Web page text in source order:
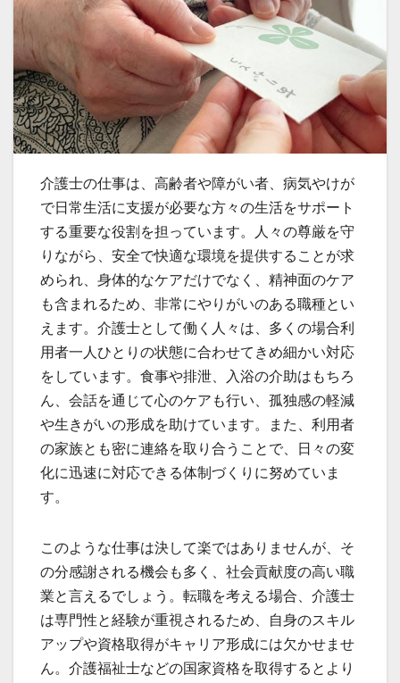
介護士の仕事は、高齢者や障がい者、病気やけが
で日常生活に支援が必要な方々の生活をサポート
する重要な役割を担っています。
人々の尊厳を守
りながら、安全で快適な環境を提供することが求
められ、身体的なケアだけでなく、精神面のケア
も含まれるため、非常にやりがいのある職種とい
えます。介護士として働く人々は、多くの場合利
用者一人ひとりの状態に合わせてきめ細かい対応
をしています。食事や排泄、入浴の介助はもちろ
ん、会話を通じて心のケアも行い、孤独感の軽減
や生きがいの形成を助けています。また、利用者
の家族とも密に連絡を取り合うことで、日々の変
化に迅速に対応できる体制づくりに努めていま
す。
このような仕事は決して楽ではありませんが、そ
の分感謝される機会も多く、社会貢献度の高い職
業と言えるでしょう。転職を考える場合、介護士
は専門性と経験が重視されるため、自身のスキル
アップや資格取得がキャリア形成には欠かせませ
ん。介護福祉士などの国家資格を取得するとより